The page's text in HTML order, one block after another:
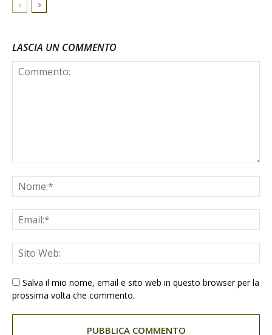
LASCIA UN COMMENTO
Salva il mio nome, email e sito web in questo browser per la
prossima volta che commento.